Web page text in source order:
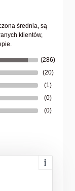
średnia, są
klientów,
(286)
(20)
(1)
(0)
(0)